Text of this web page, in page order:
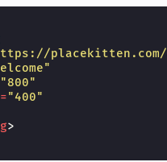
placekitten.com/
"800"
="400"
>